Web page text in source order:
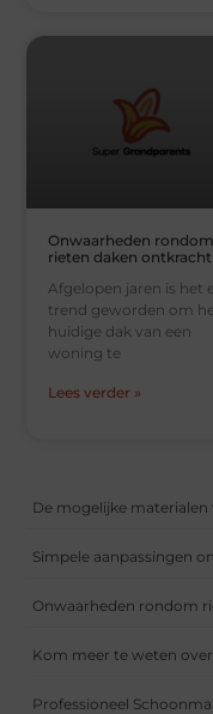
Onwaarheden rondom
rieten daken ontkracht
Afgelopen jaren is het
trend geworden om
huidige dak van een
woning te
Lees verder »
De mogelijke materialen
Simpele aanpassingen
Onwaarheden rondom
Kom meer te weten
Professioneel